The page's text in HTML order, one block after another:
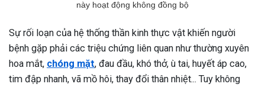
Sau Sinh Có Tự Khỏi
sau sinh là tình trạng viêm da
phổ biến, khiến đôi bàn tay,
của chị em trở nên khô...
này hoạt động không đồng bộ
Sự rối loạn của hệ thống thần kinh thực vật khiến người
bệnh gặp phải các triệu chứng liên quan như thường xuyên
hoa mắt, chóng mặt, đau đầu, khó thở, ù tai, huyết áp cao,
tim đập nhanh, vã mồ hôi, thay đổi thân nhiệt... Tuy không